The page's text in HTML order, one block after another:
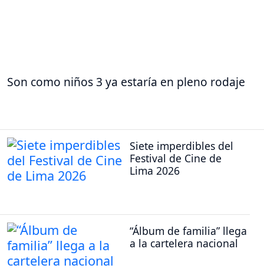
Son como niños 3 ya estaría en pleno rodaje
Siete imperdibles del
Festival de Cine de
Lima 2026
“Álbum de familia” llega
a la cartelera nacional